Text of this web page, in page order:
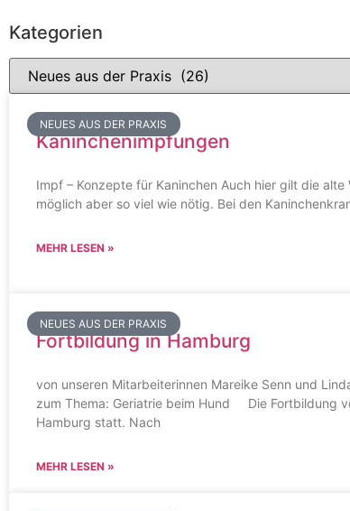
Kategorien
NEUES AUS DER PRAXIS
Kaninchenimpfungen
Impf – Konzepte für Kaninchen Auch hier gilt die alte
möglich aber so viel wie nötig. Bei den
MEHR LESEN »
NEUES AUS DER PRAXIS
Fortbildung in Hamburg
von unseren Mitarbeiterinnen Mareike Senn und
zum Thema: Geriatrie beim Hund Die Fortbildung
Hamburg statt. Nach
MEHR LESEN »